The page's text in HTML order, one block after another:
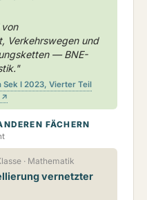
von
Verkehrswegen und
— BNE-
Sek I 2023, Vierter Teil
↗
FÄCHERN
· Mathematik
vernetzter